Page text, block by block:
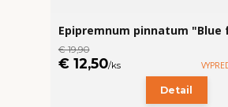
Epipremnum pinnatum "Blue
€ 19,90
€ 12,50/ks
Detail